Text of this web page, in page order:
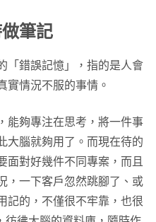
筆記
「錯誤記憶」，指的是人會
實情況不服的事情。
能夠專注在思考，將一件事
大腦就夠用了。而現在待的
面對好幾件不同專案，而且
，一下客戶忽然跳腳了、或
記的，不僅很不牢靠，也很